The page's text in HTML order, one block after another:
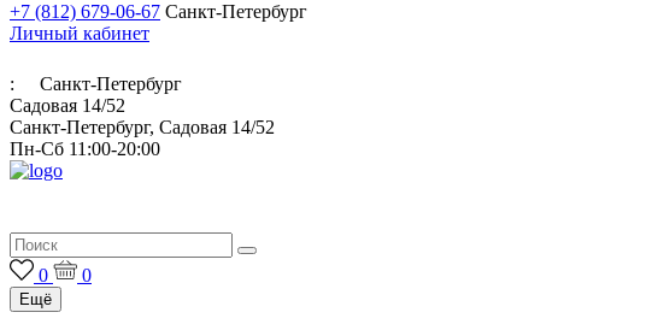
+7 (812) 679-06-67 Санкт-Петербург
Личный кабинет
:
Санкт-Петербург
Садовая 14/52
Санкт-Петербург, Садовая 14/52
Пн-Сб 11:00-20:00
0 0
Ещё